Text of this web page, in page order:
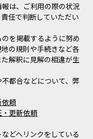
は、ご利用の際の状況
任で判断していただい
を掲載するように努め
の規則や手続きなど各
解釈に見解の相違が生
都合などについて、弊
依頼
更新依頼
どへリンクをしている